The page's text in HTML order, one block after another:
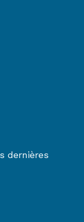
dernières